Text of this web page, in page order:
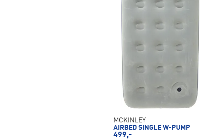
MCKINLEY
AIRBED SINGLE W-PUMP
499,-